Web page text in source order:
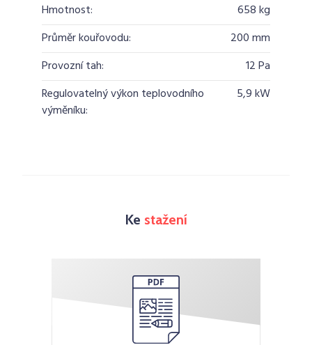
Hmotnost:
658 kg
Průměr kouřovodu:
200 mm
Provozní tah:
12 Pa
Regulovatelný výkon teplovodního
výměníku:
5,9 kW
Ke stažení